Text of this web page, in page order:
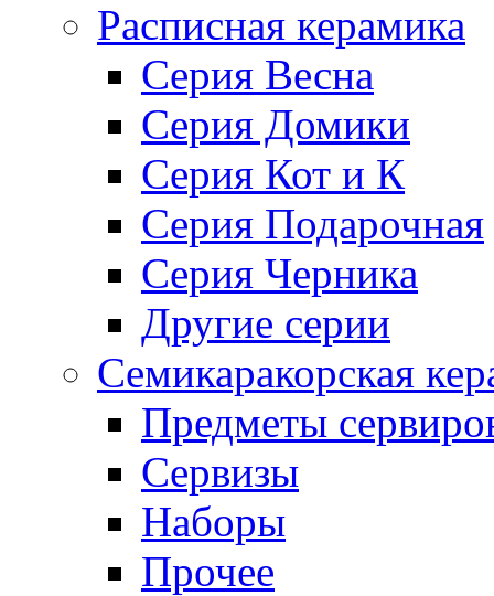
Расписная керамика
Серия Весна
Серия Домики
Серия Кот и К
Серия Подарочная
Серия Черника
Другие серии
Семикаракорская
Предметы
Сервизы
Наборы
Прочее